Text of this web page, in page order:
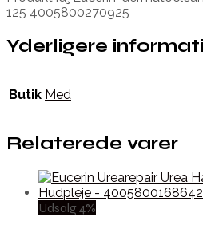
125 4005800270925
Yderligere
Butik Med
Relaterede varer
Udsalg 4%